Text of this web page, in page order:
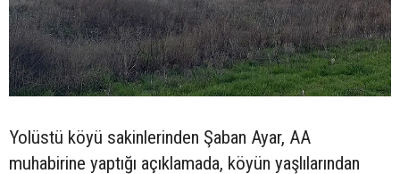
Yolüstü köyü sakinlerinden Şaban Ayar, AA
muhabirine yaptığı açıklamada, köyün yaşlılarından